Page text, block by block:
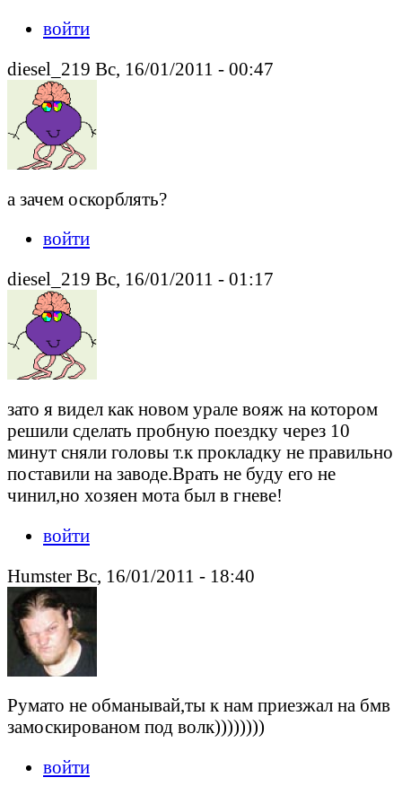
войти
diesel_219 Вс, 16/01/2011 - 00:47
а зачем оскорблять?
войти
diesel_219 Вс, 16/01/2011 - 01:17
зато я видел как новом урале вояж на котором
решили сделать пробную поездку через 10
минут сняли головы т.к прокладку не правильно
поставили на заводе.Врать не буду его не
чинил,но хозяен мота был в гневе!
войти
Humster Вс, 16/01/2011 - 18:40
Румато не обманывай,ты к нам приезжал на бмв
замоскированом под волк))))))))
войти